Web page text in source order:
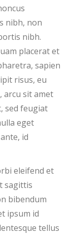
nibh, non
nibh.
placerat et
sapien
risus, eu
arcu sit amet
sed feugiat
eget
id
eleifend et
sagittis
bibendum
ipsum id
tellus